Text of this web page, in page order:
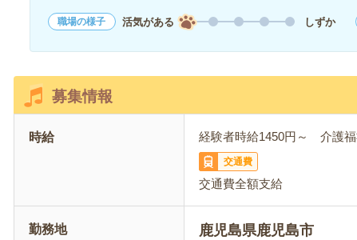
職場の様子 活気がある しずか
募集情報
時給 経験者時給1450円～ 介護
交通費
交通費全額支給
勤務地 鹿児島県鹿児島市